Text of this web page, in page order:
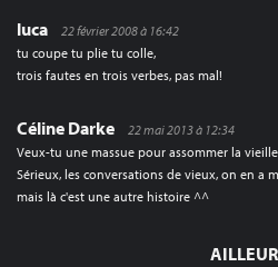
luca
22 février 2008 à 16:42
tu coupe tu plie tu colle,
trois fautes en trois verbes, pas mal!
Céline Darke
22 mai 2013 à 12:34
Veux-tu une massue pour assommer la
Sérieux, les conversations de vieux, on en a
mais là c'est une autre histoire ^^